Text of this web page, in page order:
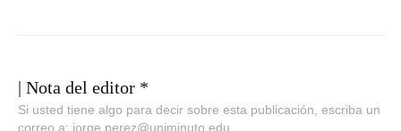
| Nota del editor *
Si usted tiene algo para decir sobre esta publicación, escriba un
correo a: jorge.perez@uniminuto.edu